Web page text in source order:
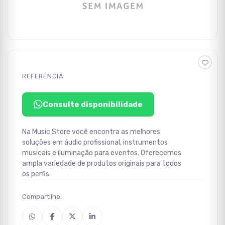
REFERÊNCIA:
Consulte disponibilidade
Na Music Store você encontra as melhores
soluções em áudio profissional, instrumentos
musicais e iluminação para eventos. Oferecemos
ampla variedade de produtos originais para todos
os perfis.
Compartilhe: